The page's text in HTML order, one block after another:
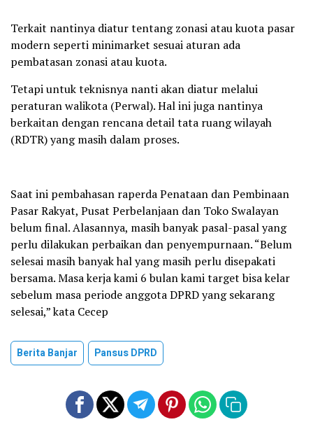
Terkait nantinya diatur tentang zonasi atau kuota pasar
modern seperti minimarket sesuai aturan ada
pembatasan zonasi atau kuota.
Tetapi untuk teknisnya nanti akan diatur melalui
peraturan walikota (Perwal). Hal ini juga nantinya
berkaitan dengan rencana detail tata ruang wilayah
(RDTR) yang masih dalam proses.
Saat ini pembahasan raperda Penataan dan Pembinaan
Pasar Rakyat, Pusat Perbelanjaan dan Toko Swalayan
belum final. Alasannya, masih banyak pasal-pasal yang
perlu dilakukan perbaikan dan penyempurnaan. “Belum
selesai masih banyak hal yang masih perlu disepakati
bersama. Masa kerja kami 6 bulan kami target bisa kelar
sebelum masa periode anggota DPRD yang sekarang
selesai,” kata Cecep
Berita Banjar Pansus DPRD